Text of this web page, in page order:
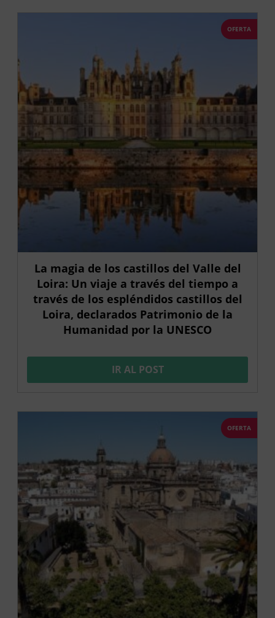
OFERTA
La magia de los castillos del Valle del
Loira: Un viaje a través del tiempo a
través de los espléndidos castillos del
Loira, declarados Patrimonio de la
Humanidad por la UNESCO
IR AL POST
OFERTA